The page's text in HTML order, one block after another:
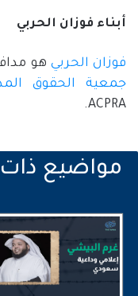
أبناء فوزان الحربي
فوزان الحربي هو
جمعية الحقوق
ACPRA.